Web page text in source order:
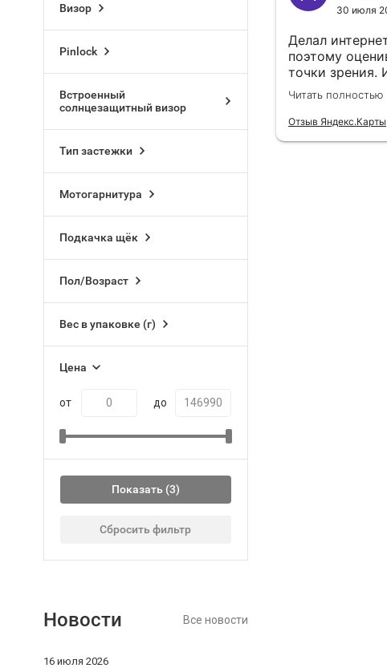
Визор
Pinlock
Встроенный
солнцезащитный визор
Тип застежки
Мотогарнитура
Подкачка щёк
Пол/Возраст
Вес в упаковке (г)
Цена
от до
Показать
Сбросить фильтр
Новости Все новости
16 июля 2026